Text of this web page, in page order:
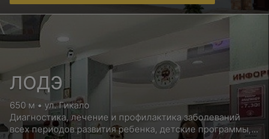
ЛОДЭ
650 м • ул. Гикало
Диагностика, лечение и профилактика заболеваний
всех периодов развития ребенка, детские программы,